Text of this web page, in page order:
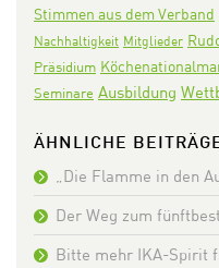
Stimmen aus dem Verband
Nachhaltigkeit Mitglieder
Präsidium
Seminare Ausbildung
ÄHNLICHE
„Die Flamme in den
Der Weg zum
Bitte mehr IKA-Spirit